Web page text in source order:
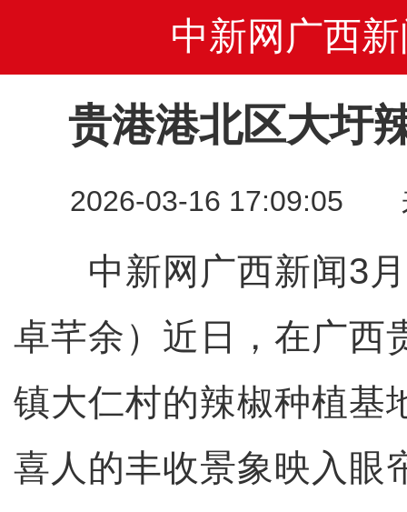
中新网广西新
贵港港北区大圩
2026-03-16 17:09:05
中新网广西新闻3月
卓芊余）近日，在广西
镇大仁村的辣椒种植基
喜人的丰收景象映入眼